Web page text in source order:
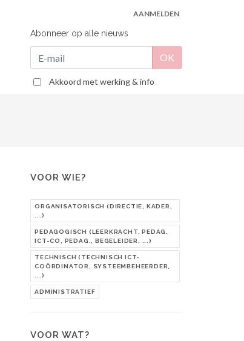
AANMELDEN
Abonneer op alle nieuws
Akkoord met werking & info
VOOR WIE?
ORGANISATORISCH (DIRECTIE, KADER,
...)
PEDAGOGISCH (LEERKRACHT, PEDAG.
ICT-CO, PEDAG., BEGELEIDER, ...)
TECHNISCH (TECHNISCH ICT-
COÖRDINATOR, SYSTEEMBEHEERDER,
...)
ADMINISTRATIEF
VOOR WAT?